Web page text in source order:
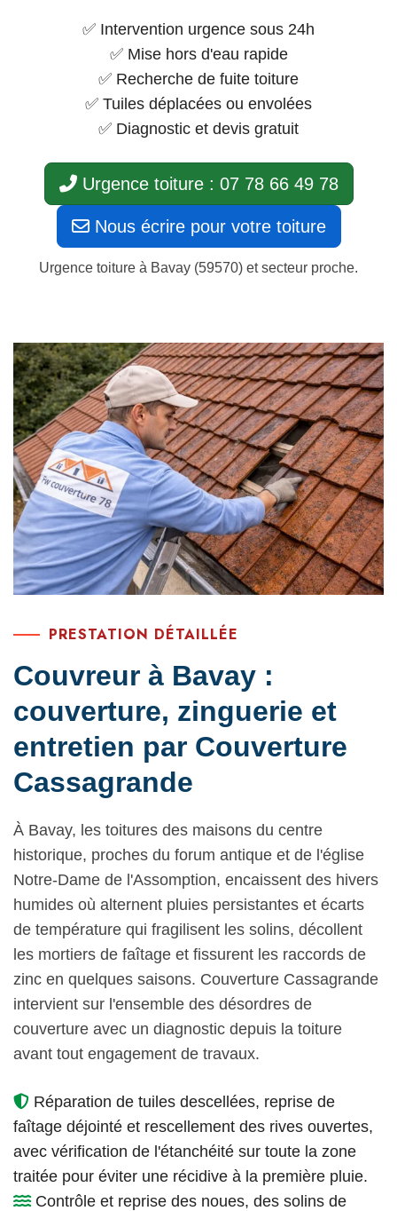
✅ Intervention urgence sous 24h
✅ Mise hors d'eau rapide
✅ Recherche de fuite toiture
✅ Tuiles déplacées ou envolées
✅ Diagnostic et devis gratuit
Urgence toiture : 07 78 66 49 78
Nous écrire pour votre toiture
Urgence toiture à Bavay (59570) et secteur proche.
PRESTATION DÉTAILLÉE
Couvreur à Bavay :
couverture, zinguerie et
entretien par Couverture
Cassagrande
À Bavay, les toitures des maisons du centre
historique, proches du forum antique et de l'église
Notre-Dame de l'Assomption, encaissent des hivers
humides où alternent pluies persistantes et écarts
de température qui fragilisent les solins, décollent
les mortiers de faîtage et fissurent les raccords de
zinc en quelques saisons. Couverture Cassagrande
intervient sur l'ensemble des désordres de
couverture avec un diagnostic depuis la toiture
avant tout engagement de travaux.
Réparation de tuiles descellées, reprise de
faîtage déjointé et rescellement des rives ouvertes,
avec vérification de l'étanchéité sur toute la zone
traitée pour éviter une récidive à la première pluie.
Contrôle et reprise des noues, des solins de